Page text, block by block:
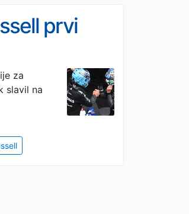
prvi
za
slavil na